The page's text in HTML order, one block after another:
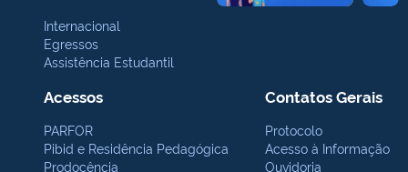
Internacional
Egressos
Assistência Estudantil
Acessos
PARFOR
Pibid e Residência Pedagógica
Prodocência
Contatos Gerais
Protocolo
Acesso à Informação
Ouvidoria